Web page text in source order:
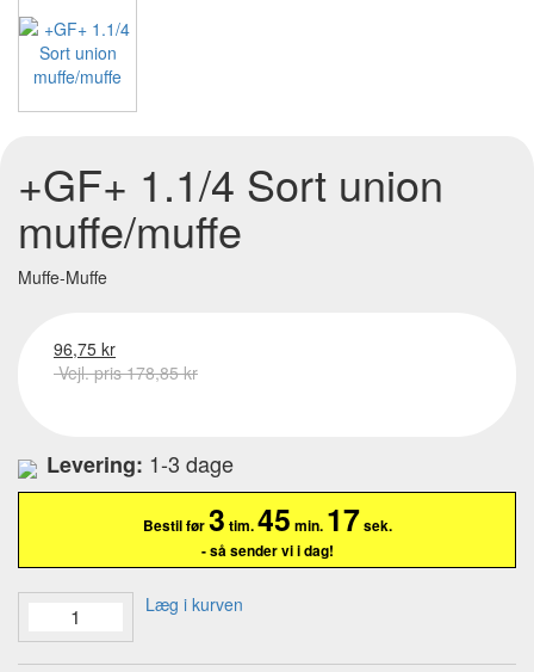
+GF+ 1.1/4 Sort union
muffe/muffe
Muffe-Muffe
96,75 kr
Vejl. pris 178,85 kr
Levering: 1-3 dage
Bestil før3 tim.45 min. 16sek.
- så sender vi i dag!
Læg i kurven